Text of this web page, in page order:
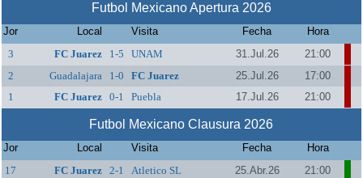
Futbol Mexicano Apertura 2026
Jor Local Visita Fecha
Hora
3
FC Juarez 1-5 UNAM 31.Jul.26
21:00
2
Guadalajara 1-0 FC Juarez 25.Jul.26
17:00
1
FC Juarez 0-1 Puebla 17.Jul.26 21:00
Futbol Mexicano Clausura 2026
Jor Local Visita Fecha
Hora
17
FC Juarez 2-1 Atletico SL 25.Abr.26
21:00